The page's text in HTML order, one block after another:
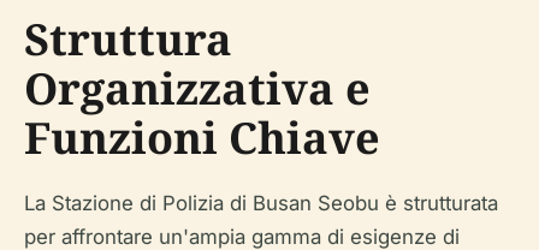
Struttura
Organizzativa e
Funzioni Chiave
La Stazione di Polizia di Busan Seobu è strutturata
per affrontare un'ampia gamma di esigenze di